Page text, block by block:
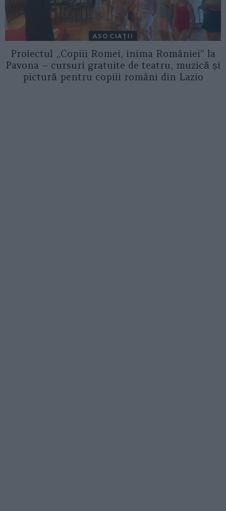
ASOCIAŢII
Proiectul „Copiii Romei, inima României” la
Pavona – cursuri gratuite de teatru, muzică și
pictură pentru copiii români din Lazio